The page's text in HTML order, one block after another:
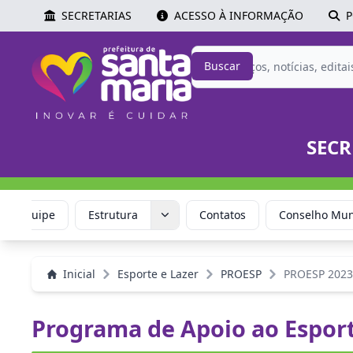
SECRETARIAS ACESSO À INFORMAÇÃO
Buscar
Equipe Estrutura Contatos Conselho
Inicial Esporte e Lazer PROESP PROESP 2023
Programa de Apoio ao